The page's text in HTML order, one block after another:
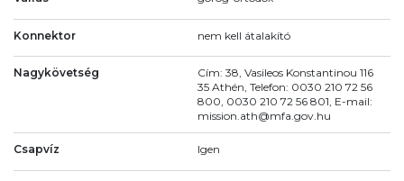
Konnektor nem kell átalakító
Nagykövetség
Cím: 38, Vasileos Konstantinou 116
35 Athén, Telefon: 0030 210 72 56
800, 0030 210 72 56 801, E-mail:
mission.ath@mfa.gov.hu
Csapvíz Igen